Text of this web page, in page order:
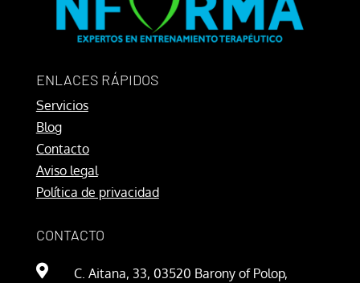
ENLACES RÁPIDOS
Servicios
Blog
Contacto
Aviso legal
Política de privacidad
CONTACTO
 C. Aitana, 33, 03520 Barony of Polop,